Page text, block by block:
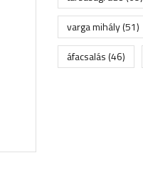
varga mihály(51)
áfacsalás(46)